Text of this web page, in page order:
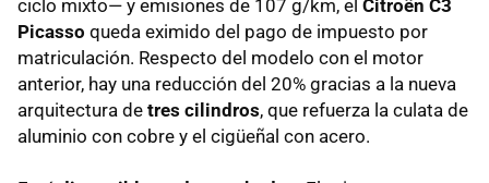
ciclo mixto— y emisiones de 107 g/km, el Citroën C3
Picasso queda eximido del pago de impuesto por
matriculación. Respecto del modelo con el motor
anterior, hay una reducción del 20% gracias a la nueva
arquitectura de tres cilindros, que refuerza la culata de
aluminio con cobre y el cigüeñal con acero.